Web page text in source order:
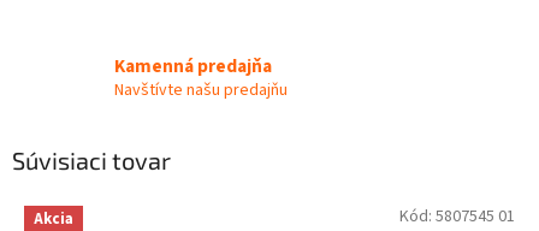
Kamenná predajňa
Navštívte našu predajňu
Súvisiaci tovar
Akcia Kód: 5807545 01